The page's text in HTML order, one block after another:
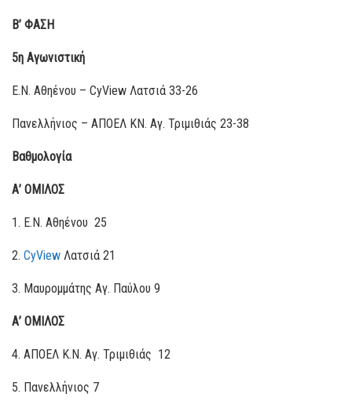
B’ ΦΑΣΗ
5η Αγωνιστική
E.N. Aθηένου – CyView Λατσιά 33-26
Πανελλήνιος – ΑΠΟΕΛ ΚΝ. Αγ. Τριμιθιάς 23-38
Βαθμολογία
Α’ ΟΜΙΛΟΣ
1. Ε.Ν. Αθηένου 25
2. CyView Λατσιά 21
3. Mαυρομμάτης Αγ. Παύλου 9
Α’ ΟΜΙΛΟΣ
4. ΑΠΟΕΛ Κ.Ν. Αγ. Τριμιθιάς 12
5. Πανελλήνιος 7